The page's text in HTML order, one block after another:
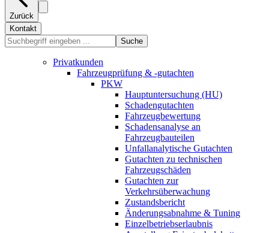
Zurück
Kontakt
Suche
Privatkunden
Fahrzeugprüfung & -gutachten
PKW
Hauptuntersuchung (HU)
Schadengutachten
Fahrzeugbewertung
Schadensanalyse an
Fahrzeugbauteilen
Unfallanalytische Gutachten
Gutachten zu technischen
Fahrzeugschäden
Gutachten zur
Verkehrsüberwachung
Zustandsbericht
Änderungsabnahme & Tuning
Einzelbetriebserlaubnis